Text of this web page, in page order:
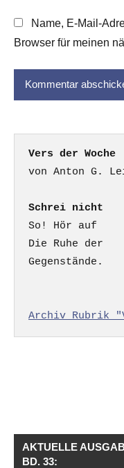
Name, E-Mail-
Browser für meinen
Vers der Woche
Schrei nicht
So! Hör auf
Die Ruhe der
Gegenstände.
Archiv Rubrik
AKTUELLE
BD. 33: